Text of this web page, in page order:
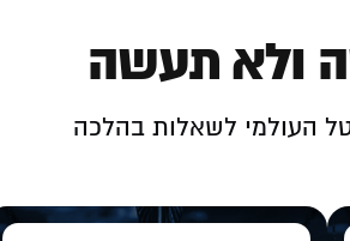
ולא תעשה
העולמי לשאלות בהלכה